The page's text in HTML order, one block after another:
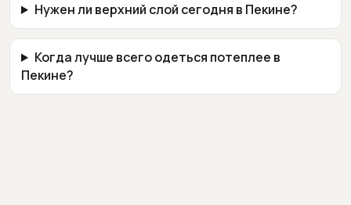
Нужен ли верхний слой сегодня в Пекине?
Когда лучше всего одеться потеплее в
Пекине?